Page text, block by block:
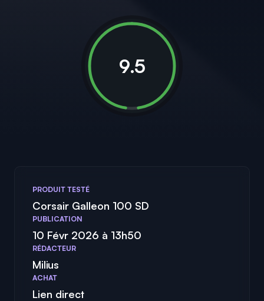
9.5
PRODUIT TESTÉ
Corsair Galleon 100 SD
PUBLICATION
10 Févr 2026 à 13h50
RÉDACTEUR
Milius
ACHAT
Lien direct